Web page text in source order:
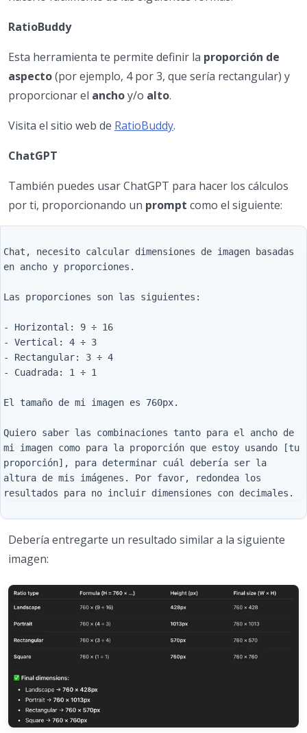
RatioBuddy
Esta herramienta te permite definir la proporción de
aspecto(por ejemplo, 4 por 3, que sería rectangular) y
proporcionar el anchoy/o alto.
Visita el sitio web de RatioBuddy.
ChatGPT
También puedes usar ChatGPT para hacer los cálculos
por ti, proporcionando un prompt como el siguiente:
Chat, necesito calcular dimensiones de imagen basadas
en ancho y proporciones.
Las proporciones son las siguientes:
- Horizontal: 9 ÷ 16
- Vertical: 4 ÷ 3
- Rectangular: 3 ÷ 4
- Cuadrada: 1 ÷ 1
El tamaño de mi imagen es 760px.
Quiero saber las combinaciones tanto para el ancho de
mi imagen como para la proporción que estoy usando [tu
proporción], para determinar cuál debería ser la
altura de mis imágenes. Por favor, redondea los
Debería entregarte un resultado similar a la siguiente
imagen: